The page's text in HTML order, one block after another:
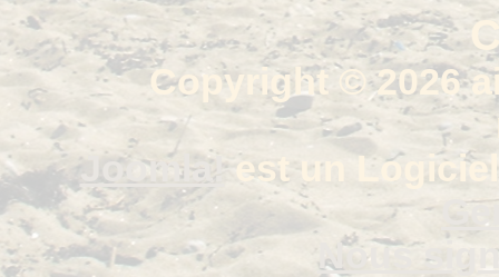
Copyright © 2026
Joomla! est un
Nous